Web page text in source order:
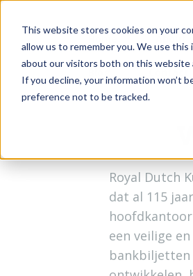
This website stores cookies on your
allow us to remember you. We use
about our visitors both on this website
If you decline, your information won’t
preference not to be tracked.
About
Royal Dutch
dat al 115
een veilige
bankbiljetten